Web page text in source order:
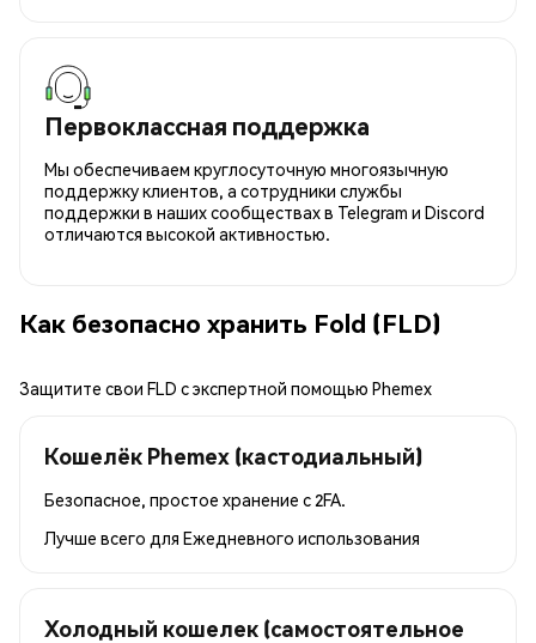
Первоклассная поддержка
Мы обеспечиваем круглосуточную многоязычную
поддержку клиентов, а сотрудники службы
поддержки в наших сообществах в Telegram и Discord
отличаются высокой активностью.
Как безопасно хранить Fold (FLD)
Защитите свои FLD с экспертной помощью Phemex
Кошелёк Phemex (кастодиальный)
Безопасное, простое хранение с 2FA.
Лучше всего для Ежедневного использования
Холодный кошелек (самостоятельное